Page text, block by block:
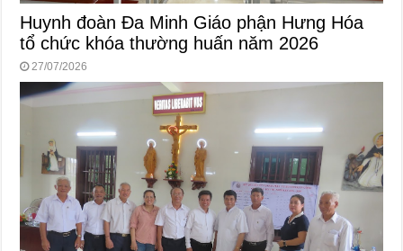
Huynh đoàn Đa Minh Giáo phận Hưng Hóa
tổ chức khóa thường huấn năm 2026
27/07/2026